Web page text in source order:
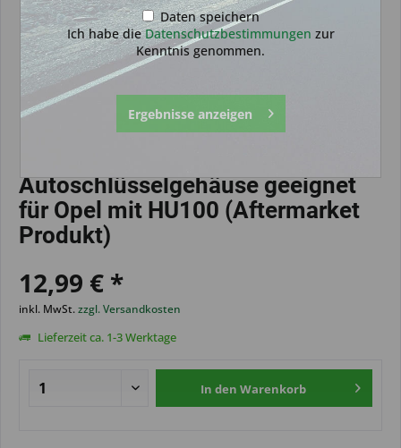
Autoschlüsselgehäuse geeignet
für Opel mit HU100 (Aftermarket
Produkt)
12,99 € *
inkl. MwSt.zzgl. Versandkosten
Lieferzeit ca. 1-3 Werktage
In den Warenkorb
Daten speichern
Ich habe dieDatenschutzbestimmungen zur
Kenntnis genommen.
Ergebnisse anzeigen